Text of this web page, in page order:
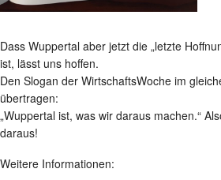
Dass Wuppertal aber jetzt die „letzte
ist, lässt uns hoffen.
Den Slogan der WirtschaftsWoche im
übertragen:
„Wuppertal ist, was wir daraus machen.“
daraus!
Weitere Informationen: